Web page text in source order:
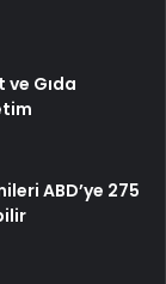
Gıda
ABD’ye 275